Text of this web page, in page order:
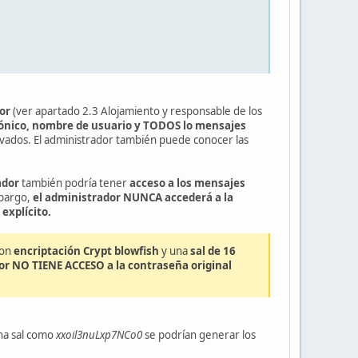
(ver apartado 2.3 Alojamiento y responsable de los
nombre de usuario y TODOS lo mensajes
El administrador también puede conocer las
también podría teneracceso a los mensajes
el administrador NUNCA accederá a la
explícito.
encriptación Crypt blowfish y unasal de 16
NO TIENE ACCESO a la contraseña original
sal comoxxoil3nuLxp7NCo0se podrían generar los